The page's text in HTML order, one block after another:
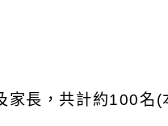
長，共計約100名(